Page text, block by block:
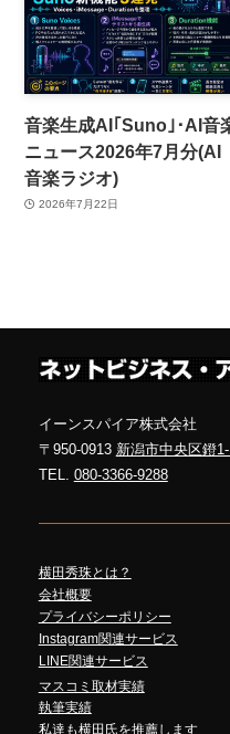
音楽生成AI｢Suno｣･AI音
ニュース2026年7月分(AI
音楽ラジオ)
2026年7月22日
イーンスパイア株式会社
〒950-0913 新潟市中央区鐙
TEL. 080-3366-9288
横田秀珠とは？
会社概要
プライバシーポリシー
Instagram関連サービス
LINE関連サービス
マスコミ取材実績
執筆実績
私達も横田氏を推薦します